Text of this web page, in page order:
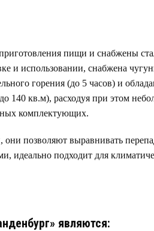
пищи и снабжены
и использовании, снабжена
горения (до 5 часов) и
140 кв.м), расходуя при этом
комплектующих.
позволяют выравнивать
идеально подходит для
являются: